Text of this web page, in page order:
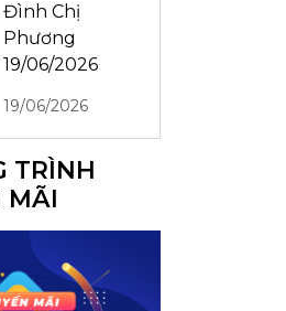
Đình Chị
Phương
19/06/2026
19/06/2026
TRÌNH
MÃI